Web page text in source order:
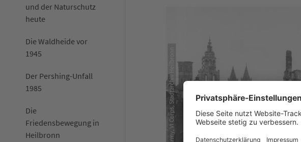
und der Naturschutz
heute
Die Waldheide vor
1945
Der Pershing-Unfall
1985
Die
Friedensbewegung in
Heilbronn